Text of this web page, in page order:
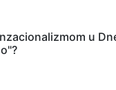
u